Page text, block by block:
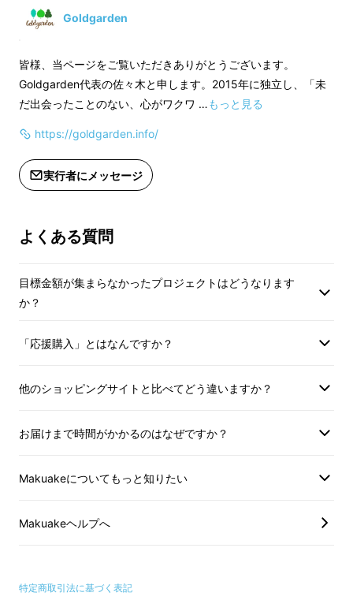
より、出荷時期が遅れる場合がありま
Goldgarden
皆様、当ページをご覧いただきありがとうございます。
Goldgarden代表の佐々木と申します。2015年に独立し、「未
だ出会ったことのない、心がワクワ …もっと見る
https://goldgarden.info/
実行者にメッセージ
よくある質問
目標金額が集まらなかったプロジェクトはどうなります
か？
「応援購入」とはなんですか？
他のショッピングサイトと比べてどう違いますか？
お届けまで時間がかかるのはなぜですか？
Makuakeについてもっと知りたい
Makuakeヘルプへ
特定商取引法に基づく表記